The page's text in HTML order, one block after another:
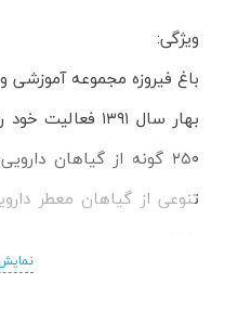
ویژگی:
باغ فیروزه مجموعه
بهار سال ۱۳۹۱
۲۵۰ گونه از گیاهان
تنوعی از گیاهان معطر